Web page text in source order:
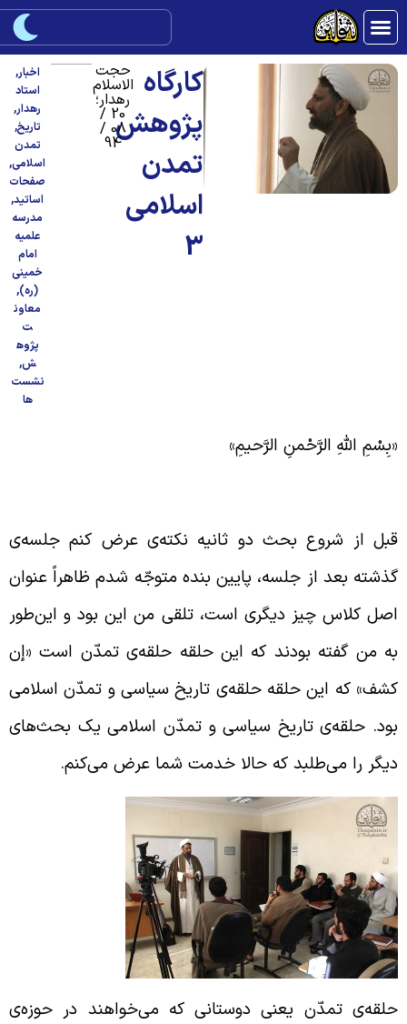
کارگاه
پژوهش
تمدن
اسلامی
3
حجت
الاسلام
رهدار؛
20 /
08 /
94
اخبار,
استاد
رهدار,
تاریخ,
تمدن
اسلامی,
صفحات
اساتید,
مدرسه
علمیه
امام
خمینی
(ره),
معاون
پژوه
ش,
نشست
اللَّهِ الرَّحْمنِ الرَّحيمِ»
از شروع بحث دو ثانیه نکته‌ی عرض کنم جلسه‌ی
بعد از جلسه‌، پایین بنده متوجّه شدم ظاهراً عنوان
کلاس چیز دیگری است، تلقی من این بود و این‌طور
من گفته بودند که این حلقه حلقه‌ی تمدّن است «إن
که این حلقه حلقه‌ی تاریخ سیاسی و تمدّن اسلامی
حلقه‌ی تاریخ سیاسی و تمدّن اسلامی یک بحث‌های
را می‌طلبد که حالا خدمت شما عرض می‌کنم.
تمدّن یعنی دوستانی که می‌خواهند در حوزه‌ی